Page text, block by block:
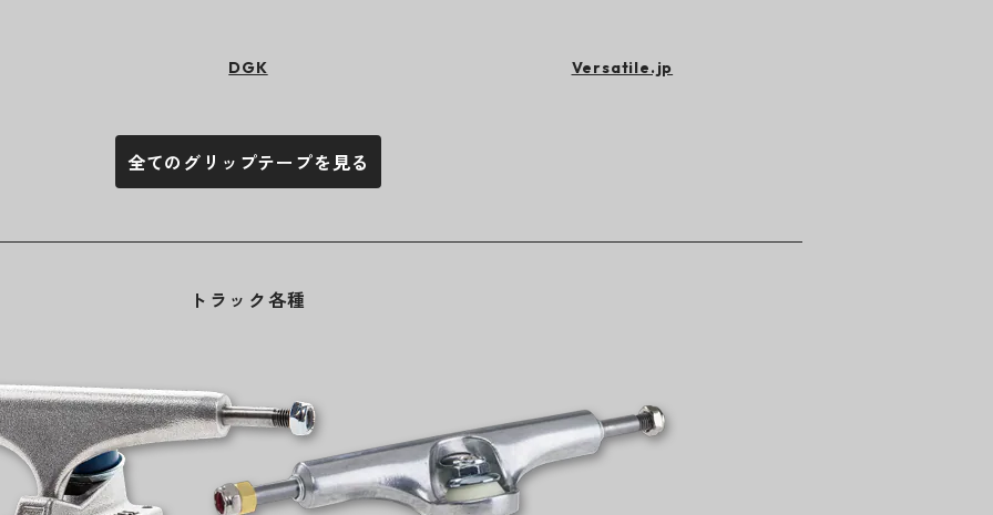
DGK Versatile.jp
全てのグリップテープを見る
トラック各種